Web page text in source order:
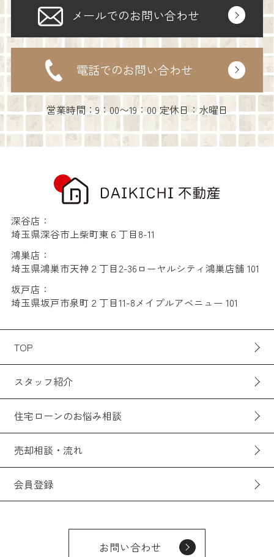
メールでのお問い合わせ
電話でのお問い合わせ
営業時間：9：00〜19：00 定休日：水曜日
深谷店：
埼玉県深谷市上柴町東６丁目8-11
鴻巣店：
埼玉県鴻巣市天神２丁目2-36ローヤルシティ鴻巣店舗 101
坂戸店：
埼玉県坂戸市泉町２丁目11-8メイプルアベニュー 101
TOP
スタッフ紹介
住宅ローンのお悩み相談
売却相談・流れ
会員登録
お問い合わせ